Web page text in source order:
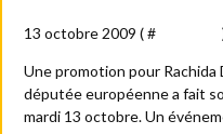
13 octobre 2009 ( #
Une promotion pour
députée européenne a fait
mardi 13 octobre. Un